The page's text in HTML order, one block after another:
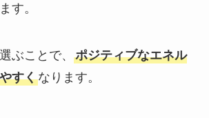
す。
ぶことで、
ポジティブなエネル
すくなります。